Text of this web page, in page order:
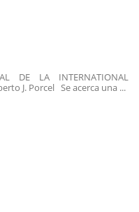
DE LA INTERNATIONAL
J. Porcel Se acerca una ...